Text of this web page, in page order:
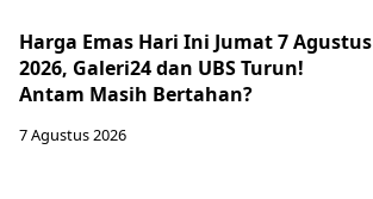
Harga Emas Hari Ini Jumat 7 Agustus
2026, Galeri24 dan UBS Turun!
Antam Masih Bertahan?
7 Agustus 2026